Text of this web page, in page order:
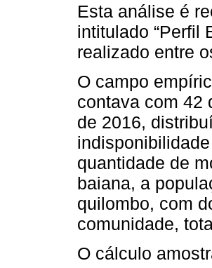
Esta análise é
intitulado “Perfil
realizado entre
O campo
contava com 42
de 2016,
quantidade de
baiana, a
quilombo, com
comunidade,
O cálculo